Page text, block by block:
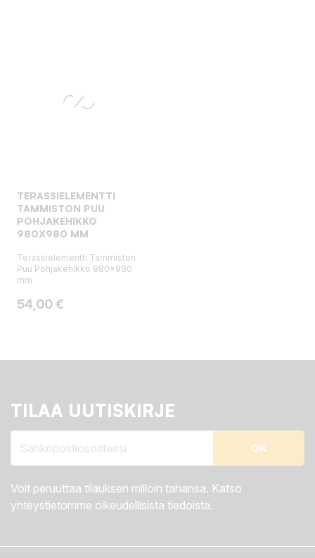
TERASSIELEMENTTI
TAMMISTON PUU
POHJAKEHIKKO
980X980 MM
Terassielementti Tammiston
Puu Pohjakehikko 980x980
mm
Hinta
54,00 €
TILAA UUTISKIRJE
Voit peruuttaa tilauksen milloin tahansa. Katso
yhteystietomme oikeudellisista tiedoista.